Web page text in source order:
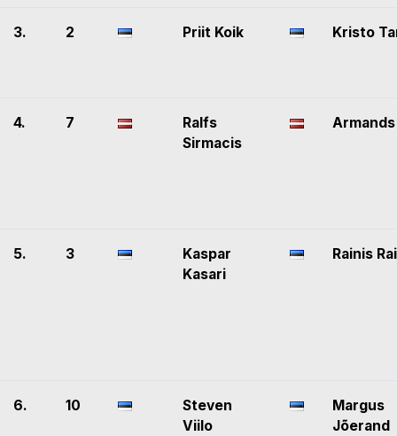
3. 2 Priit Koik Kristo
4. 7
Ralfs
Sirmacis
5. 3
Kaspar
Kasari
Rainis
6. 10
Steven
Viilo
Margus
Jõerand